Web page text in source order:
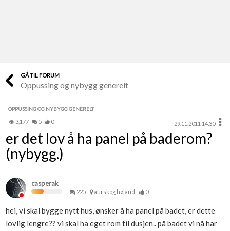
Finn håndverkere
Papirer som mangler
Skaff dokumentasjon som mangler
Kundeservice
Se din bolig? Klikk her
GÅ TIL FORUM
Oppussing og nybygg generelt
OPPUSSING OG NYBYGG GENERELT
3,177 5 0 29.11.2011 14.30
er det lov å ha panel på baderom?
(nybygg.)
casperak
225 aurskog høland 0
hei, vi skal bygge nytt hus, ønsker å ha panel på badet, er dette
lovlig lengre?? vi skal ha eget rom til dusjen.. på badet vi nå har